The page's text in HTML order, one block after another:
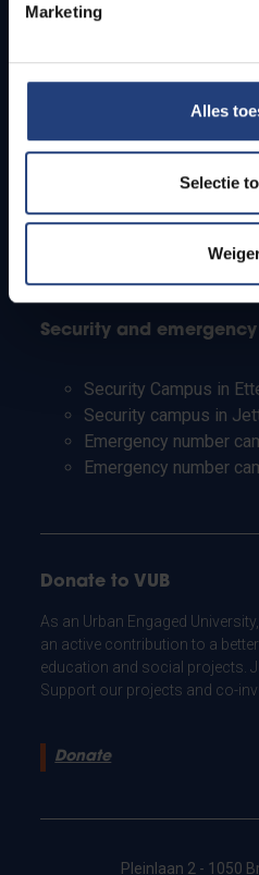
Marketing
Alles
Selectie
Students
PhD students
Teachers and
Working students
Security and
Security Campus in
Security campus in
Emergency number
Emergency number
Donate to VUB
As an Urban Engaged
an active contribution to a
education and social projects.
Support our projects and co-
Donate
Pleinlaan 2 - 1050